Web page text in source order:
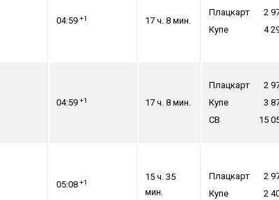
04:59 +1 17 ч. 8 мин.
Плацкарт
2
Купе
4
04:59 +1 17 ч. 8 мин.
Плацкарт
2
Купе
3
СВ
15
05:08 +1
15 ч. 35
мин.
Плацкарт
2
Купе
2